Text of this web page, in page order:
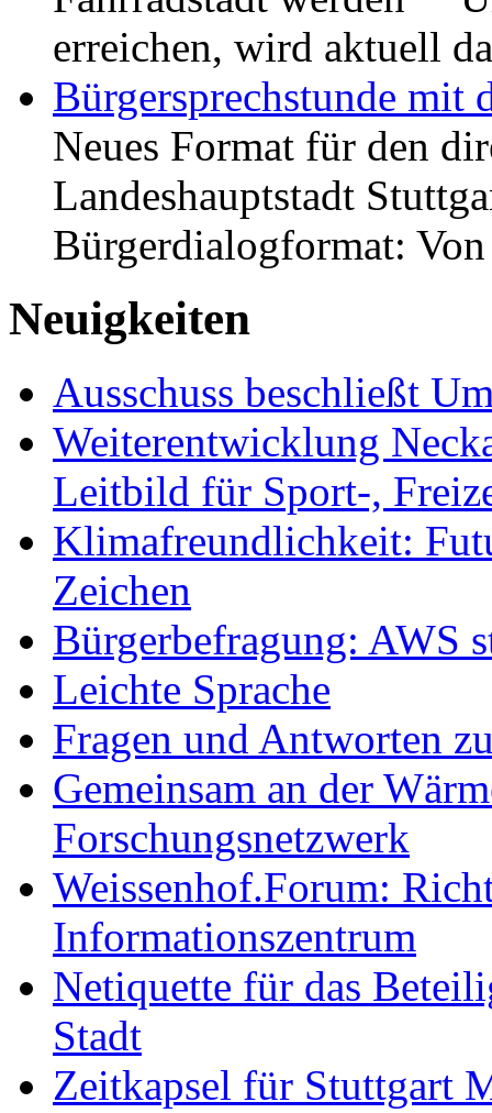
erreichen, wird aktuell
Bürgersprechstunde mit
Neues Format für den
Landeshauptstadt
Bürgerdialogformat:
Neuigkeiten
Ausschuss beschließt
Weiterentwicklung
Leitbild für Sport-,
Klimafreundlichkeit:
Zeichen
Bürgerbefragung: AWS
Leichte Sprache
Fragen und Antworten
Gemeinsam an der
Forschungsnetzwerk
Weissenhof.Forum:
Informationszentrum
Netiquette für das
Stadt
Zeitkapsel für Stuttgart